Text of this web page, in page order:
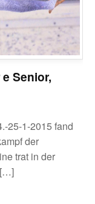
Senior,
25-1-2015 fand
der
trat in der
[…]